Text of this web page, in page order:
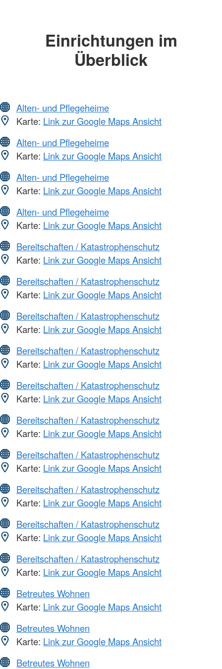
Einrichtungen im
Überblick
Alten- und Pflegeheime
Karte: Link zur Google Maps Ansicht
Alten- und Pflegeheime
Karte: Link zur Google Maps Ansicht
Alten- und Pflegeheime
Karte: Link zur Google Maps Ansicht
Alten- und Pflegeheime
Karte: Link zur Google Maps Ansicht
Bereitschaften / Katastrophenschutz
Karte: Link zur Google Maps Ansicht
Bereitschaften / Katastrophenschutz
Karte: Link zur Google Maps Ansicht
Bereitschaften / Katastrophenschutz
Karte: Link zur Google Maps Ansicht
Bereitschaften / Katastrophenschutz
Karte: Link zur Google Maps Ansicht
Bereitschaften / Katastrophenschutz
Karte: Link zur Google Maps Ansicht
Bereitschaften / Katastrophenschutz
Karte: Link zur Google Maps Ansicht
Bereitschaften / Katastrophenschutz
Karte: Link zur Google Maps Ansicht
Bereitschaften / Katastrophenschutz
Karte: Link zur Google Maps Ansicht
Bereitschaften / Katastrophenschutz
Karte: Link zur Google Maps Ansicht
Bereitschaften / Katastrophenschutz
Karte: Link zur Google Maps Ansicht
Betreutes Wohnen
Karte: Link zur Google Maps Ansicht
Betreutes Wohnen
Karte: Link zur Google Maps Ansicht
Betreutes Wohnen